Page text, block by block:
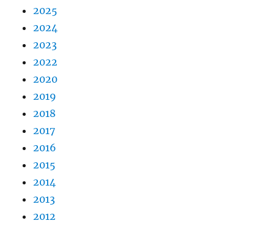
2025
2024
2023
2022
2020
2019
2018
2017
2016
2015
2014
2013
2012